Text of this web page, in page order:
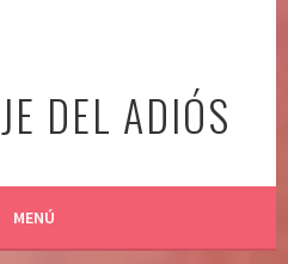
DEL ADIÓS
MENÚ